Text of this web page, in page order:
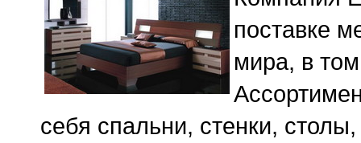
поставке
мира, в
себя спальни, стенки,